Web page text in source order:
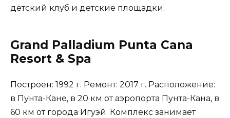
детский клуб и детские площадки.
Grand Palladium Punta Cana
Resort & Spa
Построен: 1992 г. Ремонт: 2017 г. Расположение:
в Пунта-Кане, в 20 км от аэропорта Пунта-Кана, в
60 км от города Игуэй. Комплекс занимает